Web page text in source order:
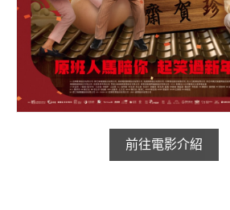
前往電影介紹
合作夥伴
商家介紹
加入
會員